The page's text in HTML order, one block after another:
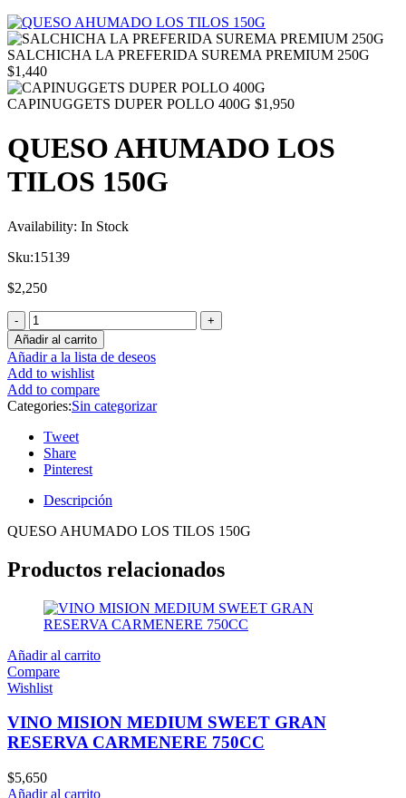
SALCHICHA LA PREFERIDA SUREMA PREMIUM 250G
$1,440
CAPINUGGETS DUPER POLLO 400G $1,950
QUESO AHUMADO LOS
TILOS 150G
Availability: In Stock
Sku:15139
$2,250
Añadir al carrito
Añadir a la lista de deseos
Add to wishlist
Add to compare
Categories:Sin categorizar
Tweet
Share
Pinterest
Descripción
QUESO AHUMADO LOS TILOS 150G
Productos relacionados
Añadir al carrito
Compare
Wishlist
VINO MISION MEDIUM SWEET GRAN
RESERVA CARMENERE 750CC
$5,650
Añadir al carrito